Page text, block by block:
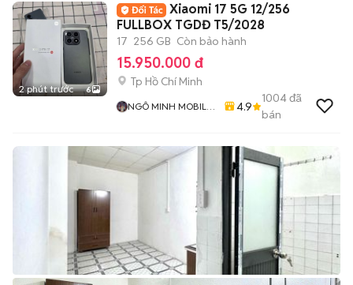
2 phút trước 6
Xiaomi 17 5G 12/256
FULLBOX TGDĐ T5/2028
17 256 GB Còn bảo hành
15.950.000 đ
Tp Hồ Chí Minh
NGÔ MINH MOBILE
4.9
1004đã
bán